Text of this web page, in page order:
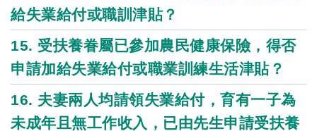
給失業給付或職訓津貼？
15. 受扶養眷屬已參加農民健康保險，得否
申請加給失業給付或職業訓練生活津貼？
16. 夫妻兩人均請領失業給付，育有一子為
未成年且無工作收入，已由先生申請受扶養